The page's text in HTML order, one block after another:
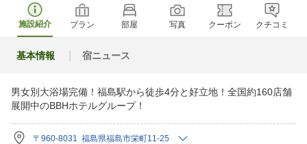
施設紹介 プラン 部屋 写真 クーポン クチコミ
基本情報 宿ニュース
男女別大浴場完備！福島駅から徒歩4分と好立地！全国約160店舗
展開中のBBHホテルグループ！
〒960-8031 福島県福島市栄町11-25